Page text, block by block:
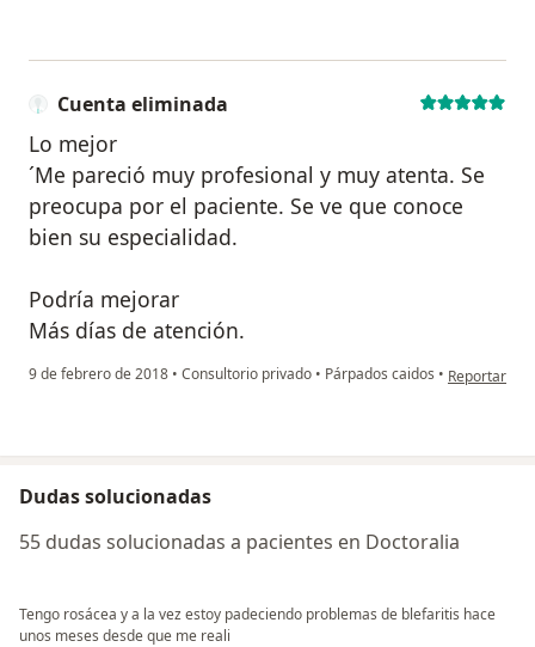
Cuenta eliminada
Lo mejor
´Me pareció muy profesional y muy atenta. Se
preocupa por el paciente. Se ve que conoce
bien su especialidad.
Podría mejorar
Más días de atención.
9 de febrero de 2018 • Consultorio privado • Párpados caidos • en opinión
Reportar
Dudas solucionadas
55 dudas solucionadas a pacientes en Doctoralia
Tengo rosácea y a la vez estoy padeciendo problemas de blefaritis hace
unos meses desde que me reali